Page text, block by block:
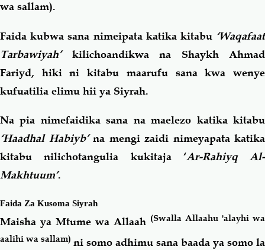
wa sallam).
Faida kubwa sana nimeipata katika kitabu ‘Waqafaat
Tarbawiyah’kilichoandikwa na Shaykh Ahmad
Fariyd, hiki ni kitabu maarufu sana kwa wenye
kufuatilia elimu hii ya Siyrah.
Na pia nimefaidika sana na maelezo katika kitabu
‘Haadhal Habiyb’na mengi zaidi nimeyapata katika
kitabu nilichotangulia kukitaja ‘Ar-Rahiyq Al-
Makhtuum’.
Faida Za Kusoma Siyrah
Maisha ya Mtume wa Allaah (Swalla Allaahu 'alayhi wa
aalihi wa sallam) ni somo adhimu sana baada ya somo la